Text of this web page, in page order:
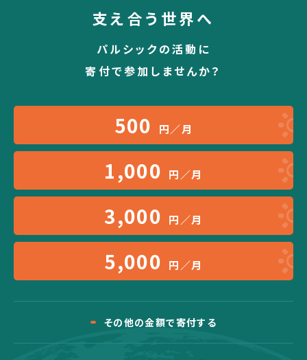
支え合う世界へ
パルシックの活動に
寄付で参加しませんか？
500 円／月
1,000 円／月
3,000 円／月
5,000 円／月
その他の金額で寄付する